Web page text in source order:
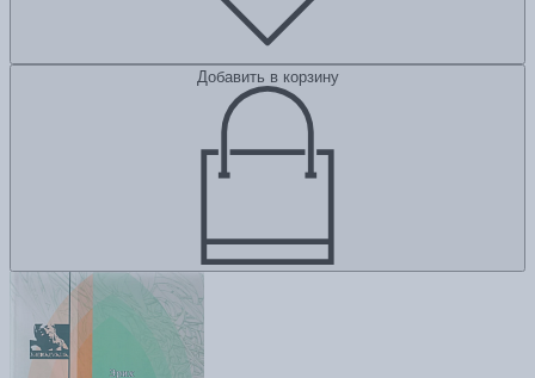
Добавить в корзину